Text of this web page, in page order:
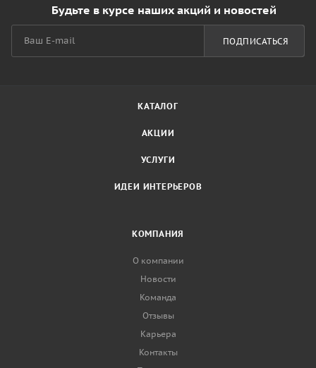
Будьте в курсе наших акций и новостей
ПОДПИСАТЬСЯ
КАТАЛОГ
АКЦИИ
УСЛУГИ
ИДЕИ ИНТЕРЬЕРОВ
КОМПАНИЯ
О компании
Новости
Команда
Отзывы
Карьера
Контакты